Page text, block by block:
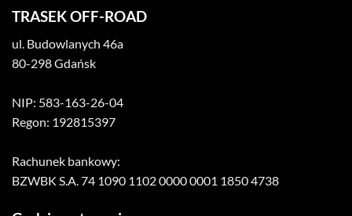
TRASEK OFF-ROAD
ul. Budowlanych 46a
80-298 Gdańsk
NIP: 583-163-26-04
Regon: 192815397
Rachunek bankowy:
BZWBK S.A. 74 1090 1102 0000 0001 1850 4738